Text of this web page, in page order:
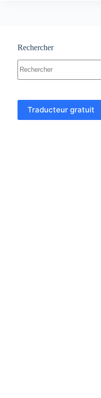
Rechercher
résultat
Traducteur gratuit